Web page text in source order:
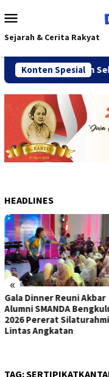
ke
kontenMobile
Sejarah & Cerita Rakyat
Konten Spesial
Jalan Sehat
HEADLINES
«
Jalan Sehat Temu
Reuni Akbar Alumni
Bengkulu 2026, Pererat
Silaturahmi Lintas
TAG: